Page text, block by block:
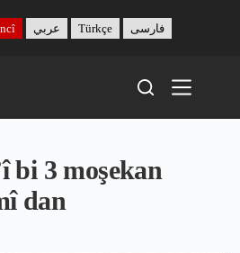
عربي Türkçe فارسی
bi 3 moşekan
dan